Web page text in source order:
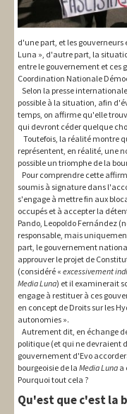
Social
Thèmes
d'une part, et les gouverneurs
Luna », d'autre part, la
entre le gouvernement et ces
Coordination Nationale
Selon la presse
possible à la situation, afin
temps, on affirme qu'elle
qui devront céder quelque
Toutefois, la réalité montre
représentent, en réalité, une
possible un triomphe de la
Pour comprendre cette
soumis à signature dans
s'engage à mettre fin aux
occupés et à accepter la
Pando, Leopoldo Fernández
responsable, mais
part, le gouvernement
approuver le projet de
(considéré « excessivement
Media Luna) et il examinerait
engage à restituer à ces
en concept de Droits sur les
autonomies ».
Autrement dit, en échange
politique (et qui ne devraient
gouvernement d'Evo
bourgeoisie de la Media Luna a
Pourquoi tout cela ?
Qu'est que c'est la